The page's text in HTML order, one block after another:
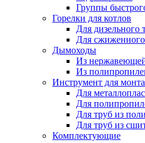
Группы
Горелки для котлов
Для дизельного
Для сжиженного
Дымоходы
Из
Из
Инструмент для
Для
Для
Для труб из
Для труб из
Комплектующие